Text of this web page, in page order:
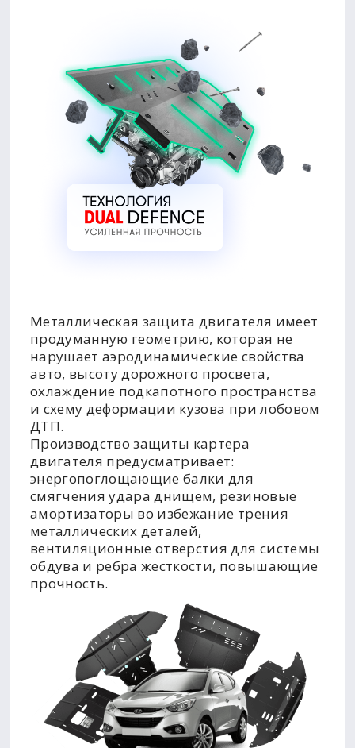
Металлическая защита двигателя имеет
продуманную геометрию, которая не
нарушает аэродинамические свойства
авто, высоту дорожного просвета,
охлаждение подкапотного пространства
и схему деформации кузова при лобовом
ДТП.
Производство защиты картера
двигателя предусматривает:
энергопоглощающие балки для
смягчения удара днищем, резиновые
амортизаторы во избежание трения
металлических деталей,
вентиляционные отверстия для системы
обдува и ребра жесткости, повышающие
прочность.